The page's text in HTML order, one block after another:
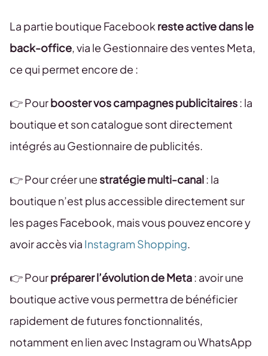
La partie boutique Facebook reste active dans le
back-office, via le Gestionnaire des ventes Meta,
ce qui permet encore de :
👉 Pourbooster vos campagnes publicitaires: la
boutique et son catalogue sont directement
intégrés au Gestionnaire de publicités.
👉 Pour créer une stratégie multi-canal: la
boutique n’est plus accessible directement sur
les pages Facebook, mais vous pouvez encore y
avoir accès via Instagram Shopping.
👉 Pourpréparer l’évolution de Meta: avoir une
boutique active vous permettra de bénéficier
rapidement de futures fonctionnalités,
notamment en lien avec Instagram ou WhatsApp